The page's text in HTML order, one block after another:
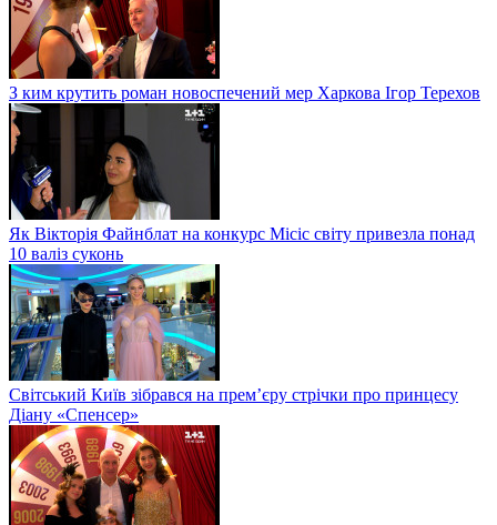
З ким крутить роман новоспечений мер Харкова Ігор Терехов
Як Вікторія Файнблат на конкурс Місіс світу привезла понад
10 валіз суконь
Світський Київ зібрався на прем’єру стрічки про принцесу
Діану «Спенсер»